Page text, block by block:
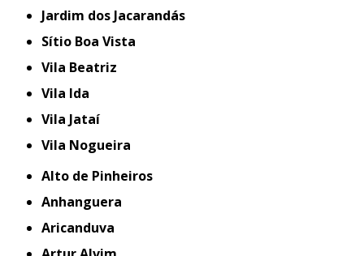
Jardim dos Jacarandás
Sítio Boa Vista
Vila Beatriz
Vila Ida
Vila Jataí
Vila Nogueira
Alto de Pinheiros
Anhanguera
Aricanduva